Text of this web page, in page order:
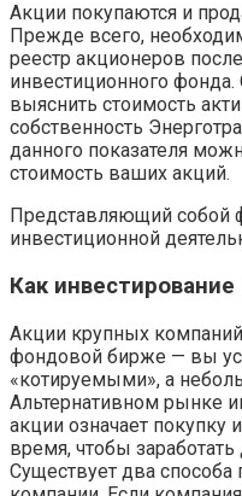
Акции покупаются и
Прежде всего,
реестр акционеров
инвестиционного
выяснить стоимость
собственность
данного показателя
стоимость ваших акций.
Представляющий собой
инвестиционной
Как
Акции крупных
фондовой бирже — вы
«котируемыми», а
Альтернативном рынке
акции означает покупку
время, чтобы заработать
Существует два способа